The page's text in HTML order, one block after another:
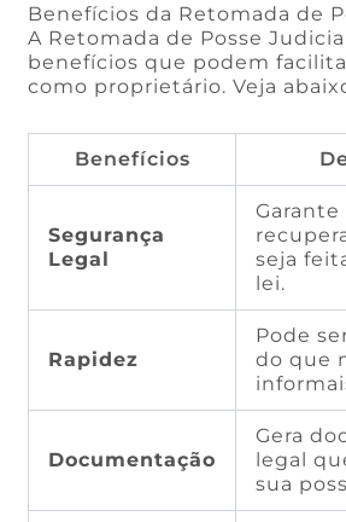
Benefícios da Retomada de
A Retomada de Posse
benefícios que podem
como proprietário. Veja
Benefícios
Segurança
Legal
Garante
seja
lei.
Rapidez
Pode
do que
Documentação
Gera
legal
sua